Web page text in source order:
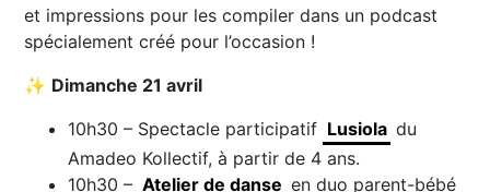
et impressions pour les compiler dans un podcast
spécialement créé pour l’occasion !
✨ Dimanche 21 avril
10h30 – Spectacle participatif Lusiola du
Amadeo Kollectif, à partir de 4 ans.
10h30 – Atelier de danse en duo parent-bébé